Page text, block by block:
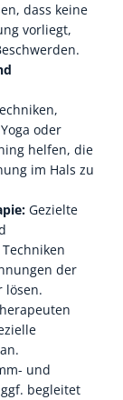
dass keine
vorliegt,
oder
helfen, die
im Hals zu
Gezielte
der
lösen.
und
begleitet